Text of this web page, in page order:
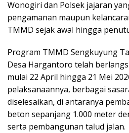
Wonogiri dan Polsek jajaran
pengamanan maupun
TMMD sejak awal hingga
Program TMMD Sengkuyung
Desa Hargantoro telah
mulai 22 April hingga 21 Mei
pelaksanaannya, berbagai
diselesaikan, di antaranya
beton sepanjang 1.000 meter
serta pembangunan talud jalan.